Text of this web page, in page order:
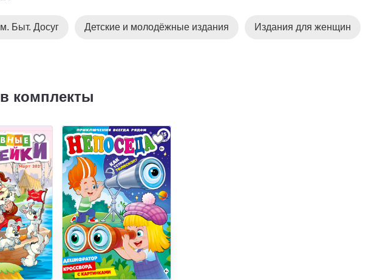
Быт. Досуг Детские и молодёжные издания Издания для женщин
комплекты